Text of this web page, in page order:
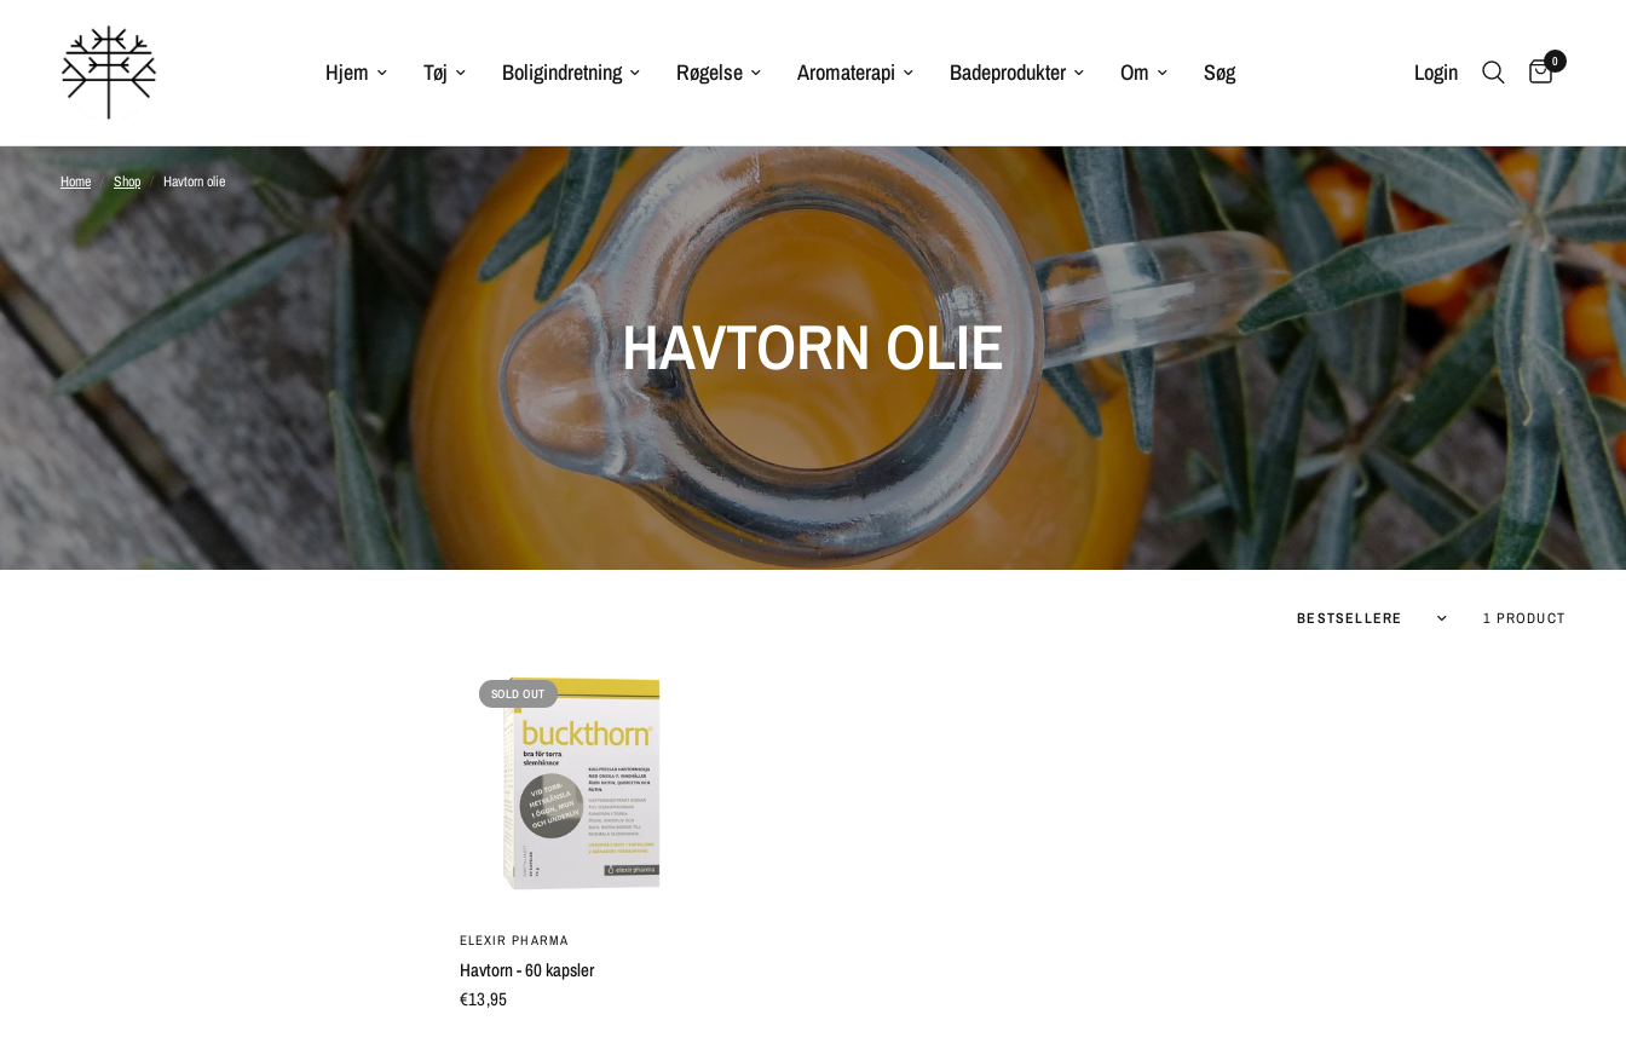
Hjem Tøj Boligindretning Røgelse Aromaterapi Badeprodukter Om Søg Login 0
Home / Shop / Havtorn olie
HAVTORN OLIE
1 PRODUCT
SOLD OUT
QUICK VIEW
ELEXIR PHARMA
Havtorn - 60 kapsler
€13,95